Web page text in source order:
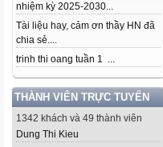
nhiệm kỳ 2025-2030...
Tài liệu hay, cảm ơn thầy HN đã
chia sẻ....
trinh thi oang tuần 1 ...
THÀNH VIÊN TRỰC TUYẾN
1342 khách và 49 thành viên
Dung Thi Kieu